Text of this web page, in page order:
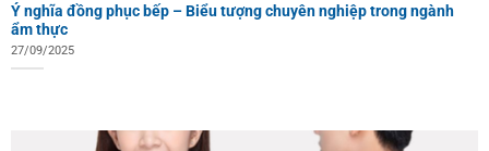
Ý nghĩa đồng phục bếp – Biểu tượng chuyên nghiệp trong ngành
ẩm thực
27/09/2025